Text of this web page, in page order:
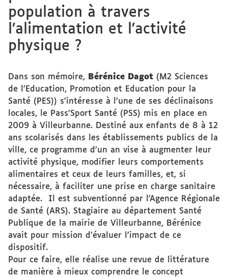
population à travers
l’alimentation et l’activité
physique ?
Dans son mémoire, Bérénice Dagot (M2 Sciences
de l’Education, Promotion et Education pour la
Santé (PES)) s’intéresse à l’une de ses déclinaisons
locales, le Pass’Sport Santé (PSS) mis en place en
2009 à Villeurbanne. Destiné aux enfants de 8 à 12
ans scolarisés dans les établissements publics de la
ville, ce programme d’un an vise à augmenter leur
activité physique, modifier leurs comportements
alimentaires et ceux de leurs familles, et, si
nécessaire, à faciliter une prise en charge sanitaire
adaptée. Il est subventionné par l’Agence Régionale
de Santé (ARS). Stagiaire au département Santé
Publique de la mairie de Villeurbanne, Bérénice
avait pour mission d’évaluer l’impact de ce
dispositif.
Pour ce faire, elle réalise une revue de littérature
de manière à mieux comprendre le concept